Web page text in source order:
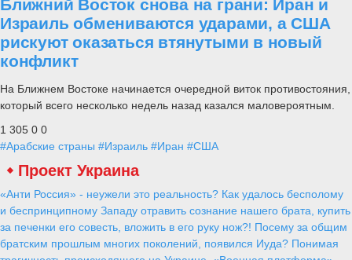
Ближний Восток снова на грани: Иран и
Израиль обмениваются ударами, а США
рискуют оказаться втянутыми в новый
конфликт
На Ближнем Востоке начинается очередной виток противостояния,
который всего несколько недель назад казался маловероятным.
1 305 0 0
#Арабские страны #Израиль #Иран #США
Проект Украина
«Анти Россия» - неужели это реальность? Как удалось бесполому
и беспринципному Западу отравить сознание нашего брата, купить
за печенки его совесть, вложить в его руку нож?! Посему за общим
братским прошлым многих поколений, появился Иуда? Понимая